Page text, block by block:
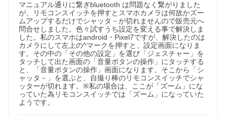
マニュアル通りに繋ぎbluetooth は問題なく繋がりました
が、リモコンスイッチを押すとスマホカメラは何故かズー
ムアップするだけでシャッタ－が切れませんので販売元へ
問合せしました。色々試すうち設定を変える事で解決しま
した。私のスマホはandroid・Pixel7ですが、解決したのは
カメラにして左上の^マークを押すと、設定画面になりま
す。その中の「その他の設定」を選び「ジェスチャー」を
タッチして出た画面の「音量ボタンの操作」にタッチする
と、「音量ボタンの操作」画面になります。そこから「シ
ャッタ－」を選ぶと、自撮り棒のリモコンスイッチでシャ
ッターが切れます。※私の場合は、ここが「ズーム」にな
っていた為リモコンスイッチでは「ズーム」になっていた